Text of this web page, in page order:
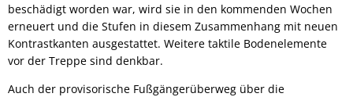
beschädigt worden war, wird sie in den kommenden Wochen
erneuert und die Stufen in diesem Zusammenhang mit neuen
Kontrastkanten ausgestattet. Weitere taktile Bodenelemente
vor der Treppe sind denkbar.
Auch der provisorische Fußgängerüberweg über die